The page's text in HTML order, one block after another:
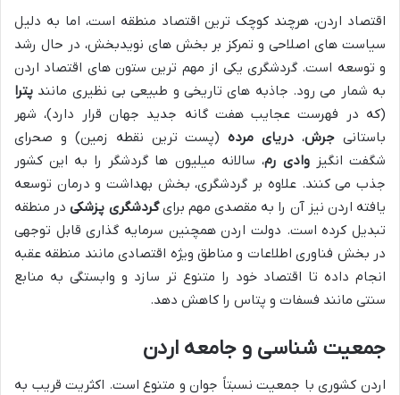
اقتصاد اردن، هرچند کوچک ترین اقتصاد منطقه است، اما به دلیل
سیاست های اصلاحی و تمرکز بر بخش های نویدبخش، در حال رشد
و توسعه است. گردشگری یکی از مهم ترین ستون های اقتصاد اردن
به شمار می رود. جاذبه های تاریخی و طبیعی بی نظیری مانند پترا
(که در فهرست عجایب هفت گانه جدید جهان قرار دارد)، شهر
باستانی جرش، دریای مرده(پست ترین نقطه زمین) و صحرای
شگفت انگیزوادی رم، سالانه میلیون ها گردشگر را به این کشور
جذب می کنند. علاوه بر گردشگری، بخش بهداشت و درمان توسعه
یافته اردن نیز آن را به مقصدی مهم برایگردشگری پزشکیدر منطقه
تبدیل کرده است. دولت اردن همچنین سرمایه گذاری قابل توجهی
در بخش فناوری اطلاعات و مناطق ویژه اقتصادی مانند منطقه عقبه
انجام داده تا اقتصاد خود را متنوع تر سازد و وابستگی به منابع
سنتی مانند فسفات و پتاس را کاهش دهد.
جمعیت شناسی و جامعه اردن
اردن کشوری با جمعیت نسبتاً جوان و متنوع است. اکثریت قریب به